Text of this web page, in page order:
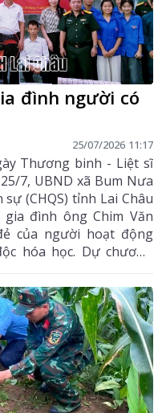
đình người có
25/07/2026 11:17
Thương binh - Liệt sĩ
7, UBND xã Bum Nưa
(CHQS) tỉnh Lai Châu
đình ông Chim Văn
của người hoạt động
hóa học. Dự chương
- Phó Chính ủy Bộ
Việt Nam tỉnh; lãnh
và các đơn vị liên